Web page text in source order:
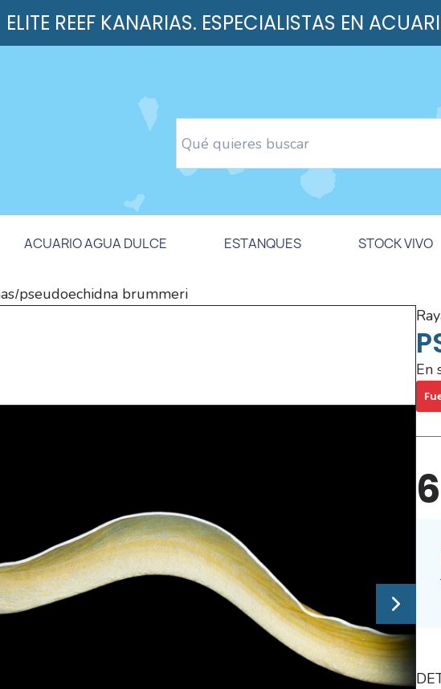
ELITE REEF KANARIAS. ESPECIALISTAS EN
ACUARIO AGUA DULCE ESTANQUES STOCK VIVO
/pseudoechidna brummeri
En